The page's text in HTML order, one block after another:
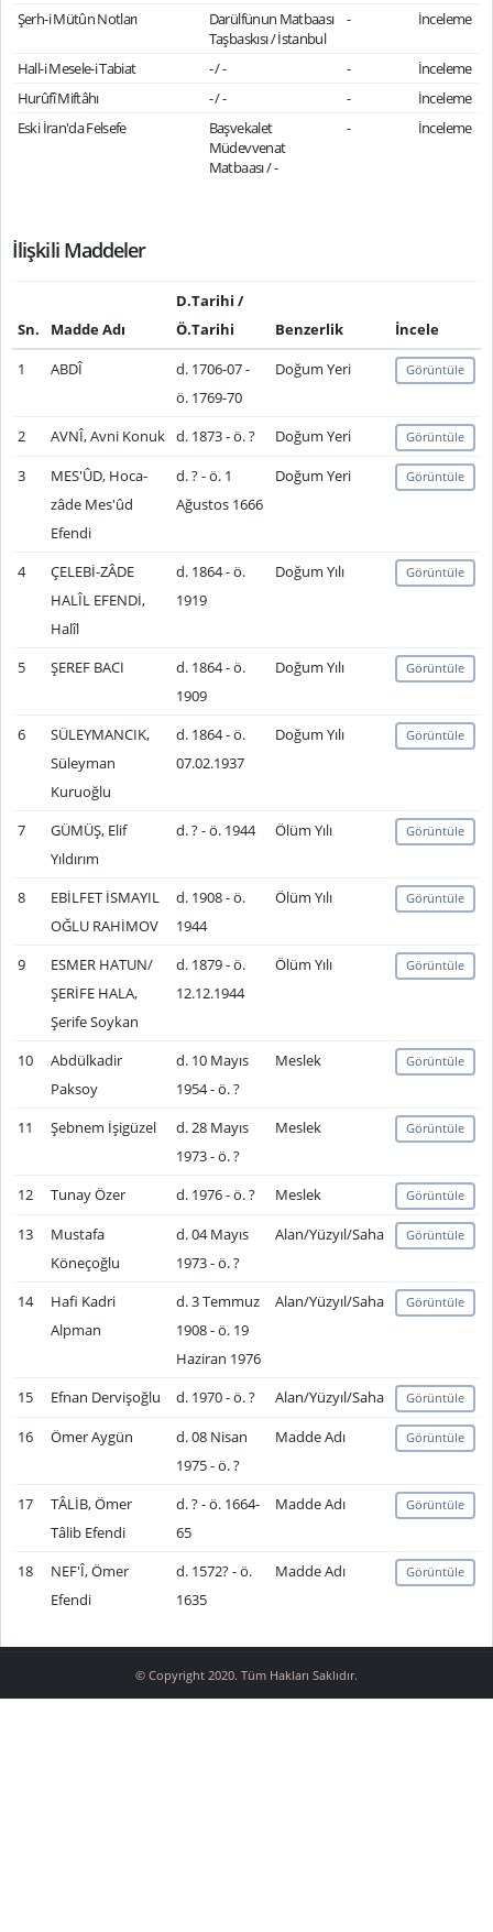
Şerh-i Mütûn Notları
Darülfünun Matbaası
Taşbaskısı / İstanbul
- İnceleme
Hall-i Mesele-i Tabiat - / - -
İnceleme
Hurûfî Miftâhı
- / - -
İnceleme
Eski İran'da Felsefe
Başvekalet
Müdevvenat
Matbaası / -
- İnceleme
İlişkili Maddeler
Sn. Madde Adı
D.Tarihi /
Ö.Tarihi
Benzerlik
İncele
1
ABDÎ
d. 1706-07 -
ö. 1769-70
Doğum Yeri Görüntüle
2 AVNÎ, Avni Konuk d. 1873 - ö. ? Doğum Yeri Görüntüle
3
MES'ÛD, Hoca-
zâde Mes'ûd
Efendi
d. ? - ö. 1
Ağustos 1666
Doğum Yeri Görüntüle
4
ÇELEBİ-ZÂDE
HALÎL EFENDİ,
Halîl
d. 1864 - ö.
1919
Doğum Yılı Görüntüle
5 ŞEREF BACI
d. 1864 - ö.
1909
Doğum Yılı Görüntüle
6
SÜLEYMANCIK,
Süleyman
Kuruoğlu
d. 1864 - ö.
07.02.1937
Doğum Yılı Görüntüle
7
GÜMÜŞ, Elif
Yıldırım
d. ? - ö. 1944 Ölüm Yılı Görüntüle
8
EBİLFET İSMAYIL
OĞLU RAHİMOV
d. 1908 - ö.
1944
Ölüm Yılı Görüntüle
9
ESMER HATUN/
ŞERİFE HALA,
Şerife Soykan
d. 1879 - ö.
12.12.1944
Ölüm Yılı Görüntüle
10
Abdülkadir
Paksoy
d. 10 Mayıs
1954 - ö. ?
Meslek Görüntüle
11 Şebnem İşigüzel
d. 28 Mayıs
1973 - ö. ?
Meslek Görüntüle
12 Tunay Özer d. 1976 - ö. ? Meslek Görüntüle
13
Mustafa
Köneçoğlu
d. 04 Mayıs
1973 - ö. ?
Alan/Yüzyıl/Saha Görüntüle
14
Hafi Kadri
Alpman
d. 3 Temmuz
1908 - ö. 19
Haziran 1976
Alan/Yüzyıl/Saha Görüntüle
15 Efnan Dervişoğlu d. 1970 - ö. ? Alan/Yüzyıl/Saha Görüntüle
16 Ömer Aygün
d. 08 Nisan
1975 - ö. ?
Madde Adı Görüntüle
17
TÂLİB, Ömer
Tâlib Efendi
d. ? - ö. 1664-
65
Madde Adı Görüntüle
18
NEF'Î, Ömer
Efendi
d. 1572? - ö.
1635
Madde Adı Görüntüle
© Copyright 2020. Tüm Hakları Saklıdır.